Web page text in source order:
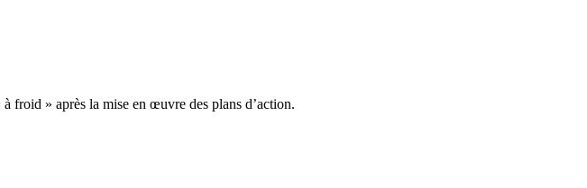
froid » après la mise en œuvre des plans d’action.